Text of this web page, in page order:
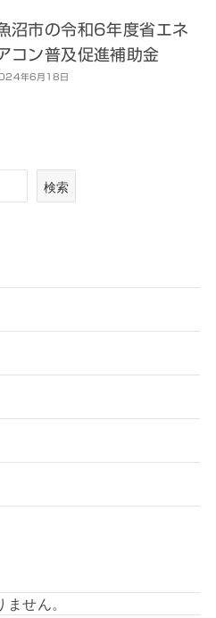
沼市の令和6年度省エネ
コン普及促進補助金
年6月18日
検索
せん。